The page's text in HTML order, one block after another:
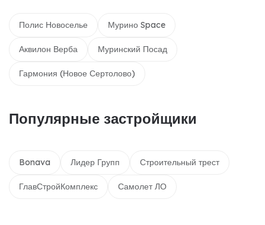
Полис Новоселье Мурино Space
Аквилон Верба Муринский Посад
Гармония (Новое Сертолово)
Популярные застройщики
Bonava Лидер Групп Строительный трест
ГлавСтройКомплекс Самолет ЛО